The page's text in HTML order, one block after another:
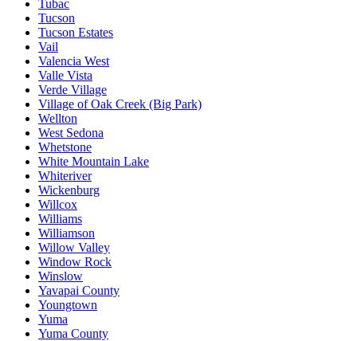
Tubac
Tucson
Tucson Estates
Vail
Valencia West
Valle Vista
Verde Village
Village of Oak Creek (Big Park)
Wellton
West Sedona
Whetstone
White Mountain Lake
Whiteriver
Wickenburg
Willcox
Williams
Williamson
Willow Valley
Window Rock
Winslow
Yavapai County
Youngtown
Yuma
Yuma County